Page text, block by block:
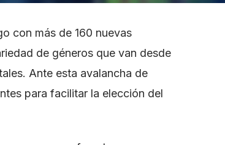
con más de 160 nuevas
de géneros que van desde
Ante esta avalancha de
para facilitar la elección del